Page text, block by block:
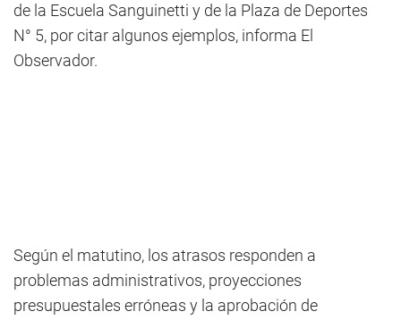
de la Escuela Sanguinetti y de la Plaza de Deportes
N° 5, por citar algunos ejemplos, informa El
Observador.
Según el matutino, los atrasos responden a
problemas administrativos, proyecciones
presupuestales erróneas y la aprobación de